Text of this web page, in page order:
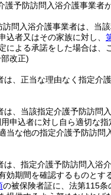
護予防訪問入浴介護事業者
問入浴介護事業者は、当
込者又はその家族に対し、
による承諾をした場合は、
改正)
、正当な理由なく指定介
、当該指定介護予防訪問
申込者に対し自ら適切な
な他の指定介護予防訪
、指定介護予防訪問入浴
期間を確認するものとする
の被保険者証に、法第115